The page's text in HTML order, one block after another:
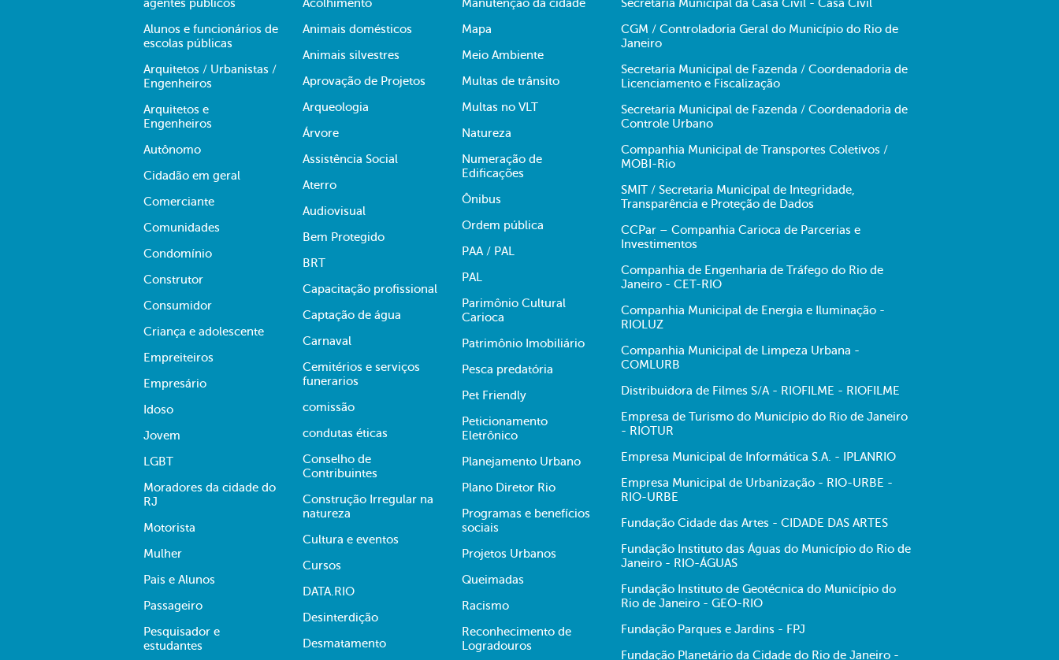
agentes públicos
Alunos e funcionários de
escolas públicas
Arquitetos / Urbanistas /
Engenheiros
Arquitetos e
Engenheiros
Autônomo
Cidadão em geral
Comerciante
Comunidades
Condomínio
Construtor
Consumidor
Criança e adolescente
Empreiteiros
Empresário
Idoso
Jovem
LGBT
Moradores da cidade do
RJ
Motorista
Mulher
Pais e Alunos
Passageiro
Pesquisador e
estudantes
Acolhimento
Animais domésticos
Animais silvestres
Aprovação de Projetos
Arqueologia
Árvore
Assistência Social
Aterro
Audiovisual
Bem Protegido
BRT
Capacitação profissional
Captação de água
Carnaval
Cemitérios e serviços
funerarios
comissão
condutas éticas
Conselho de
Contribuintes
Construção Irregular na
natureza
Cultura e eventos
Cursos
DATA.RIO
Desinterdição
Desmatamento
Manutenção da cidade
Mapa
Meio Ambiente
Multas de trânsito
Multas no VLT
Natureza
Numeração de
Edificações
Ônibus
Ordem pública
PAA / PAL
PAL
Parimônio Cultural
Carioca
Patrimônio Imobiliário
Pesca predatória
Pet Friendly
Peticionamento
Eletrônico
Planejamento Urbano
Plano Diretor Rio
Programas e benefícios
sociais
Projetos Urbanos
Queimadas
Racismo
Reconhecimento de
Logradouros
Secretaria Municipal da Casa Civil - Casa Civil
CGM / Controladoria Geral do Município do Rio de
Janeiro
Secretaria Municipal de Fazenda / Coordenadoria de
Licenciamento e Fiscalização
Secretaria Municipal de Fazenda / Coordenadoria de
Controle Urbano
Companhia Municipal de Transportes Coletivos /
MOBI-Rio
SMIT / Secretaria Municipal de Integridade,
Transparência e Proteção de Dados
CCPar – Companhia Carioca de Parcerias e
Investimentos
Companhia de Engenharia de Tráfego do Rio de
Janeiro - CET-RIO
Companhia Municipal de Energia e Iluminação -
RIOLUZ
Companhia Municipal de Limpeza Urbana -
COMLURB
Distribuidora de Filmes S/A - RIOFILME - RIOFILME
Empresa de Turismo do Município do Rio de Janeiro
- RIOTUR
Empresa Municipal de Informática S.A. - IPLANRIO
Empresa Municipal de Urbanização - RIO-URBE -
RIO-URBE
Fundação Cidade das Artes - CIDADE DAS ARTES
Fundação Instituto das Águas do Município do Rio de
Janeiro - RIO-ÁGUAS
Fundação Instituto de Geotécnica do Município do
Rio de Janeiro - GEO-RIO
Fundação Parques e Jardins - FPJ
Fundação Planetário da Cidade do Rio de Janeiro -